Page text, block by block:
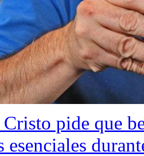
pide que
esenciales